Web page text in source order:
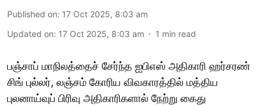
Published on: 17 Oct 2025, 8:03 am
Updated on: 17 Oct 2025, 8:03 am 1 min read
பஞ்சாப் மாநிலத்தைச் சேர்ந்த ஐபிஎஸ் அதிகாரி ஹர்சரண்
சிங் புல்லர், லஞ்சம் கோரிய விவகாரத்தில் மத்திய
புலனாய்வுப் பிரிவு அதிகாரிகளால் நேற்று கைது